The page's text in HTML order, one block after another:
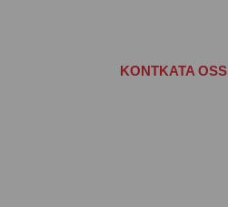
KONTKATA OSS